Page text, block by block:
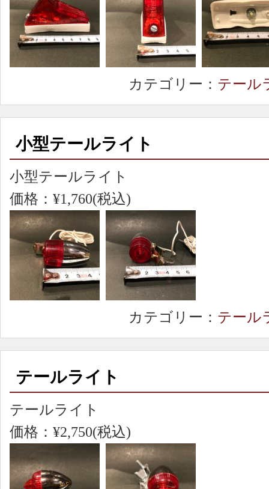
カテゴリー： テール
小型テールライト
小型テールライト
価格：¥1,760(税込)
カテゴリー： テール
テールライト
テールライト
価格：¥2,750(税込)